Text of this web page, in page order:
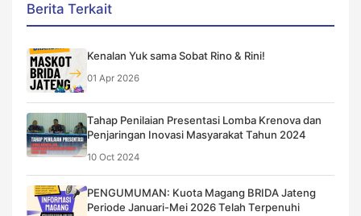
Berita Terkait
Kenalan Yuk sama Sobat Rino & Rini!
01 Apr 2026
Tahap Penilaian Presentasi Lomba Krenova dan
Penjaringan Inovasi Masyarakat Tahun 2024
10 Oct 2024
PENGUMUMAN: Kuota Magang BRIDA Jateng
Periode Januari-Mei 2026 Telah Terpenuhi